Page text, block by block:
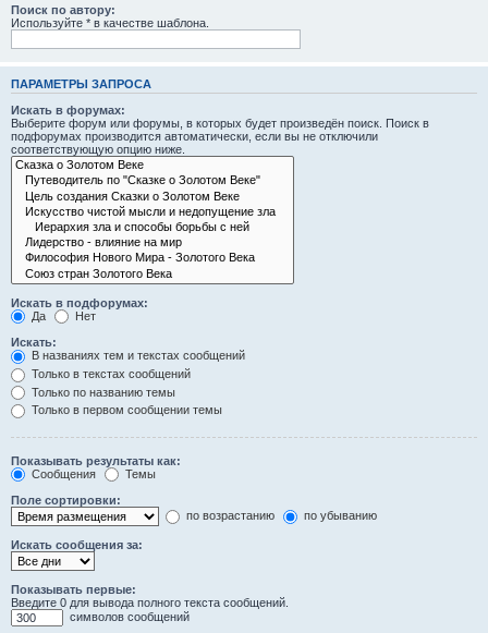
Поиск по автору:
Используйте * в качестве шаблона.
ПАРАМЕТРЫ ЗАПРОСА
Искать в форумах:
Выберите форум или форумы, в которых будет произведён поиск. Поиск в
подфорумах производится автоматически, если вы не отключили
соответствующую опцию ниже.
Искать в подфорумах:
Да
Нет
Искать:
В названиях тем и текстах сообщений
Только в текстах сообщений
Только по названию темы
Только в первом сообщении темы
Показывать результаты как:
Сообщения
Темы
Поле сортировки:
по возрастанию
по убыванию
Искать сообщения за:
Показывать первые:
Введите 0 для вывода полного текста сообщений.
символов сообщений